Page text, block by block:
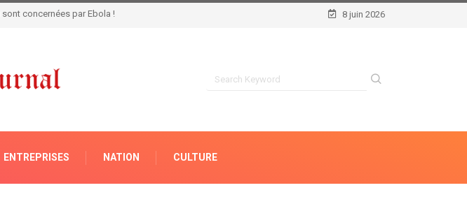
8 juin 2026
ENTREPRISES NATION CULTURE